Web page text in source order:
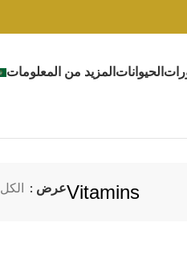
الحيوانات المزيد من المعلومات
Vitaminsعرض الكل